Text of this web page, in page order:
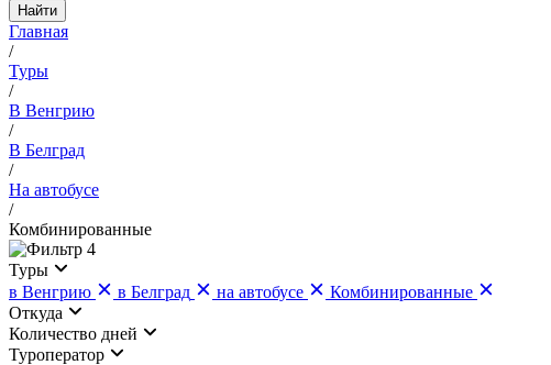
Найти
Главная
/
Туры
/
В Венгрию
/
В Белград
/
На автобусе
/
Комбинированные
4
Туры
в Венгрию
в Белград на автобусе
Комбинированные
Откуда
Количество дней
Туроператор